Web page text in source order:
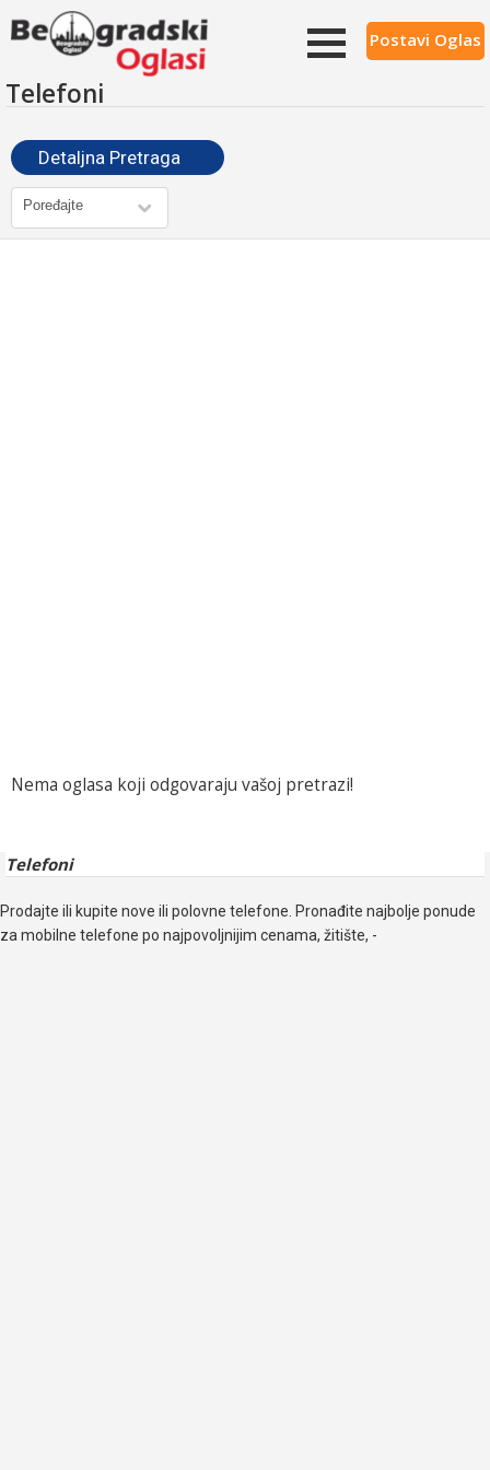
Postavi Oglas
Telefoni
Detaljna Pretraga
Nema oglasa koji odgovaraju vašoj pretrazi!
Telefoni
Prodajte ili kupite nove ili polovne telefone. Pronađite najbolje ponude
za mobilne telefone po najpovoljnijim cenama, žitište, -